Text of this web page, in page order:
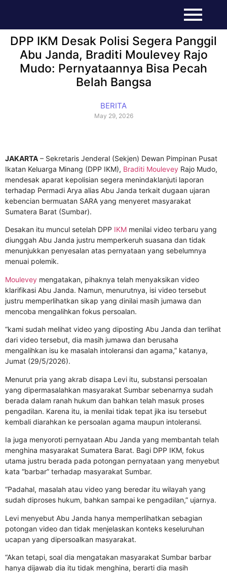
DPP IKM Desak Polisi Segera Panggil
Abu Janda, Braditi Moulevey Rajo
Mudo: Pernyataannya Bisa Pecah
Belah Bangsa
BERITA
May 29, 2026
JAKARTA – Sekretaris Jenderal (Sekjen) Dewan Pimpinan Pusat
Ikatan Keluarga Minang (DPP IKM), Braditi Moulevey Rajo Mudo,
mendesak aparat kepolisian segera menindaklanjuti laporan
terhadap Permadi Arya alias Abu Janda terkait dugaan ujaran
kebencian bermuatan SARA yang menyeret masyarakat
Sumatera Barat (Sumbar).
Desakan itu muncul setelah DPP IKM menilai video terbaru yang
diunggah Abu Janda justru memperkeruh suasana dan tidak
menunjukkan penyesalan atas pernyataan yang sebelumnya
menuai polemik.
Moulevey mengatakan, pihaknya telah menyaksikan video
klarifikasi Abu Janda. Namun, menurutnya, isi video tersebut
justru memperlihatkan sikap yang dinilai masih jumawa dan
mencoba mengalihkan fokus persoalan.
“kami sudah melihat video yang diposting Abu Janda dan terlihat
dari video tersebut, dia masih jumawa dan berusaha
mengalihkan isu ke masalah intoleransi dan agama,” katanya,
Jumat (29/5/2026).
Menurut pria yang akrab disapa Levi itu, substansi persoalan
yang dipermasalahkan masyarakat Sumbar sebenarnya sudah
berada dalam ranah hukum dan bahkan telah masuk proses
pengadilan. Karena itu, ia menilai tidak tepat jika isu tersebut
kembali diarahkan ke persoalan agama maupun intoleransi.
Ia juga menyoroti pernyataan Abu Janda yang membantah telah
menghina masyarakat Sumatera Barat. Bagi DPP IKM, fokus
utama justru berada pada potongan pernyataan yang menyebut
kata “barbar” terhadap masyarakat Sumbar.
“Padahal, masalah atau video yang beredar itu wilayah yang
sudah diproses hukum, bahkan sampai ke pengadilan,” ujarnya.
Levi menyebut Abu Janda hanya memperlihatkan sebagian
potongan video dan tidak menjelaskan konteks keseluruhan
ucapan yang dipersoalkan masyarakat.
“Akan tetapi, soal dia mengatakan masyarakat Sumbar barbar
hanya dijawab dia itu tidak menghina, berarti dia masih